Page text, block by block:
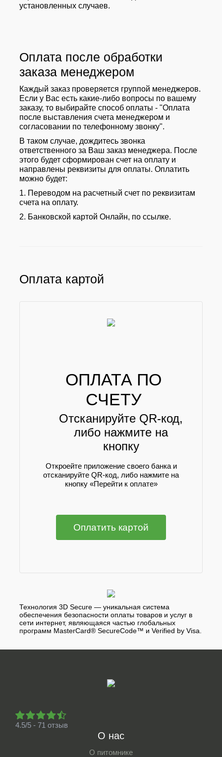
установленных случаев.
Оплата после обработки
заказа менеджером
Каждый заказ проверяется группой менеджеров.
Если у Вас есть какие-либо вопросы по вашему
заказу, то выбирайте способ оплаты - "Оплата
после выставления счета менеджером и
согласовании по телефонному звонку".
В таком случае, дождитесь звонка
ответственного за Ваш заказ менеджера. После
этого будет сформирован счет на оплату и
направлены реквизиты для оплаты. Оплатить
можно будет:
1. Переводом на расчетный счет по реквизитам
счета на оплату.
2. Банковской картой Онлайн, по ссылке.
Оплата картой
ОПЛАТА ПО
СЧЕТУ
Отсканируйте QR-код,
либо нажмите на
кнопку
Откроейте приложение своего банка и
отсканируйте QR-код, либо нажмите на
кнопку «Перейти к оплате»
Оплатить картой
Технология 3D Secure — уникальная система
обеспечения безопасности оплаты товаров и услуг в
сети интернет, являющаяся частью глобальных
программ MasterCard® SecureCode™ и Verified by Visa.
4.5/5 - 71 отзыв
О нас
О питомнике